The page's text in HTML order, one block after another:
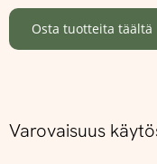
Osta tuotteita täältä
Varovaisuus